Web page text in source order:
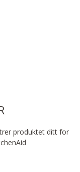
produktet ditt for